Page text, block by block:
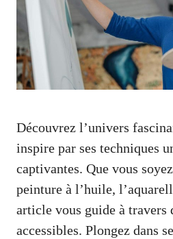
Découvrez l’univers
inspire par ses techniques
captivantes. Que vous
peinture à l’huile,
article vous guide à travers
accessibles. Plongez dans